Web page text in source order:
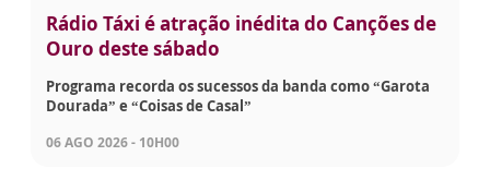
Rádio Táxi é atração inédita do Canções de
Ouro deste sábado
Programa recorda os sucessos da banda como “Garota
Dourada” e “Coisas de Casal”
06 AGO 2026 - 10H00